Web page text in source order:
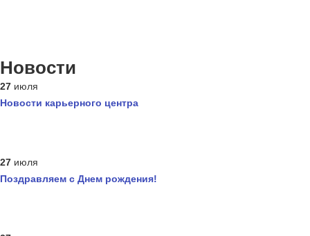
Новости
27 июля
Новости карьерного центра
27 июля
Поздравляем с Днем рождения!